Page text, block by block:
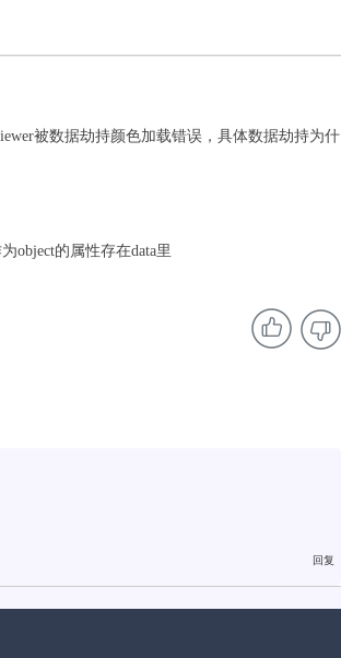
被数据劫持颜色加载错误，具体数据劫持为什
object的属性存在data里